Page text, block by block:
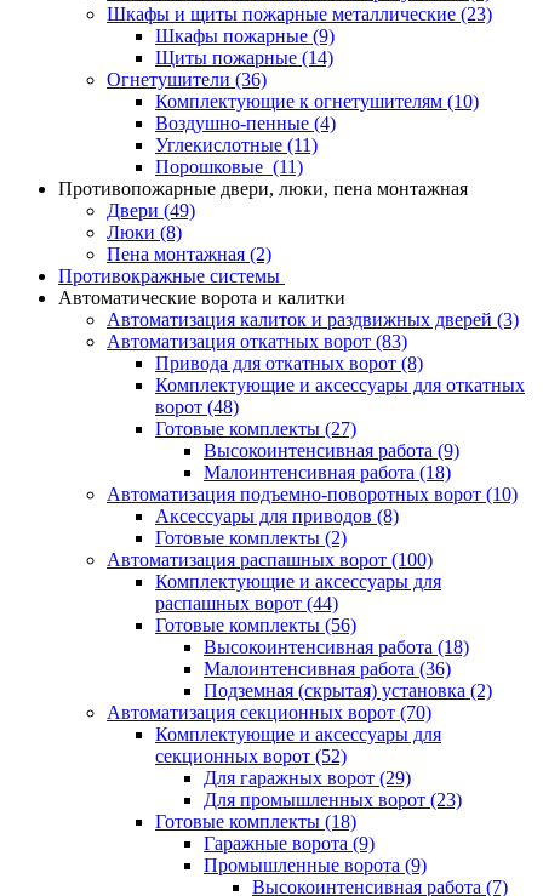
Шкафы и щиты пожарные металлические (23)
Шкафы пожарные (9)
Щиты пожарные (14)
Огнетушители (36)
Комплектующие к огнетушителям (10)
Воздушно-пенные (4)
Углекислотные (11)
Порошковые (11)
Противопожарные двери, люки, пена монтажная
Двери (49)
Люки (8)
Пена монтажная (2)
Противокражные системы
Автоматические ворота и калитки
Автоматизация калиток и раздвижных дверей (3)
Автоматизация откатных ворот (83)
Привода для откатных ворот (8)
Комплектующие и аксессуары для откатных
ворот (48)
Готовые комплекты (27)
Высокоинтенсивная работа (9)
Малоинтенсивная работа (18)
Автоматизация подъемно-поворотных ворот (10)
Аксессуары для приводов (8)
Готовые комплекты (2)
Автоматизация распашных ворот (100)
Комплектующие и аксессуары для
распашных ворот (44)
Готовые комплекты (56)
Высокоинтенсивная работа (18)
Малоинтенсивная работа (36)
Подземная (скрытая) установка (2)
Автоматизация секционных ворот (70)
Комплектующие и аксессуары для
секционных ворот (52)
Для гаражных ворот (29)
Для промышленных ворот (23)
Готовые комплекты (18)
Гаражные ворота (9)
Промышленные ворота (9)
Высокоинтенсивная работа (7)